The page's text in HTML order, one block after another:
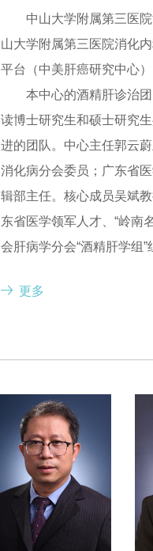
中山大学附属第三医
山大学附属第三医院消化
平台（中美肝癌研究中心
本中心的酒精肝诊治
读博士研究生和硕士研究
进的团队。中心主任郭云
消化病分会委员；广东省
辑部主任。核心成员吴斌
东省医学领军人才、“岭南
会肝病学分会“酒精肝学组
究”负责人。
符合中国国情的酒精性肝
意义。
目前中心已经取得了
相关研究也取得了令人欣
在韶关，茂名，清远，珠
术会议。
更多